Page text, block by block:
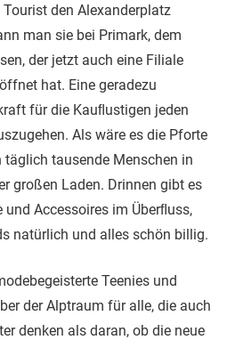
den Alexanderplatz
man sie bei Primark, dem
der jetzt auch eine Filiale
hat. Eine geradezu
für die Kauﬂustigen jeden
Als wäre es die Pforte
tausende Menschen in
großen Laden. Drinnen gibt es
und Accessoires im Überﬂuss,
natürlich und alles schön billig.
Teenies und
der Alptraum für alle, die auch
denken als daran, ob die neue